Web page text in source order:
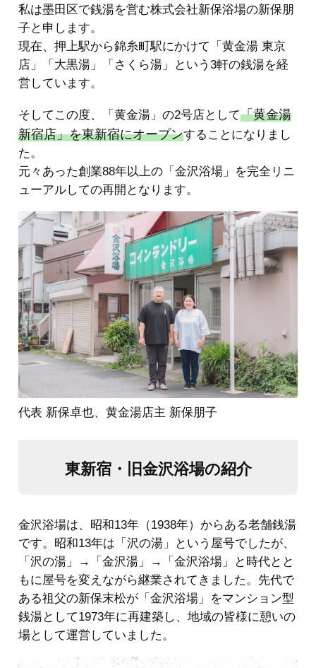
私は墨田区で銭湯を営む株式会社新保浴場の新保朋
子と申します。
現在、押上駅から錦糸町駅にかけて「黄金湯 東京
店」「大黒湯」「さくら湯」という3軒の銭湯を経
営しています。
そしてこの度、「黄金湯」の2号店として「黄金湯
新宿店」を東新宿にオープンすることになりまし
た。
元々あった創業88年以上の「金沢浴場」を完全リニ
ューアルしての再開となります。
代表 新保卓也、黄金湯店主 新保朋子
東新宿・旧金沢浴場の紹介
金沢浴場は、昭和13年（1938年）からある老舗銭湯
です。昭和13年は「沢の湯」という屋号でしたが、
「沢の湯」→「金沢湯」→「金沢浴場」と時代とと
もに屋号を変えながら継業されてきました。先代で
ある祖父の新保末松が「金沢浴場」をマンション型
銭湯として1973年に再建築し、地域の皆様に憩いの
場として運営していました。